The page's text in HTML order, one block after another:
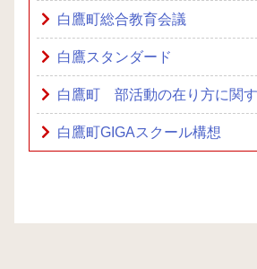
白鷹町総合教育会議
白鷹スタンダード
白鷹町 部活動の在り方に関
白鷹町GIGAスクール構想